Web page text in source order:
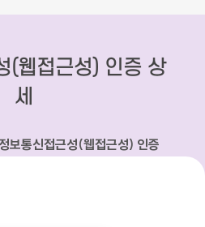
(웹접근성) 인증 상
세
보통신접근성(웹접근성) 인증